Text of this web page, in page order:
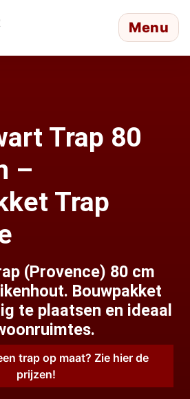
Menu
Trap 80
–
Trap
(Provence) 80 cm
Bouwpakket
te plaatsen en ideaal
trap op maat? Zie hier de
prijzen!